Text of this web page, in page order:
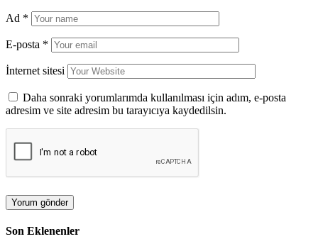
Ad *
E-posta *
İnternet sitesi
Daha sonraki yorumlarımda kullanılması için adım, e-posta
adresim ve site adresim bu tarayıcıya kaydedilsin.
Son Eklenenler